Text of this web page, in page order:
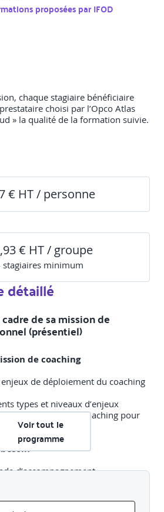
proposées parIFOD
chaque stagiaire bénéficiaire
choisi par l’Opco Atlas
» la qualité de la formation suivie.
€ HT / personne
€ HT / groupe
stagiaires minimum
détaillé
de sa mission de
(présentiel)
de coaching
de déploiement du coaching
types et niveaux d’enjeux
d’une mission de coaching pour
d’accompagnement
Voir tout le
programme